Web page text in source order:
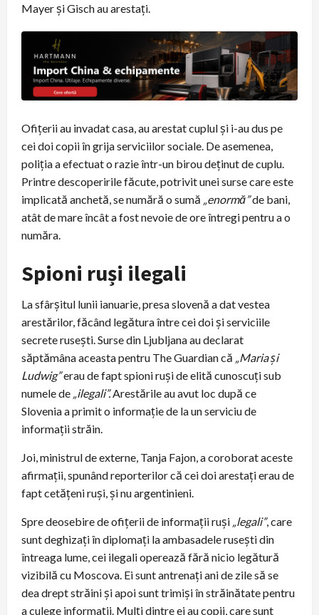
Mayer și Gisch au arestați.
Ofițerii au invadat casa, au arestat cuplul și i-au dus pe
cei doi copii în grija serviciilor sociale. De asemenea,
poliția a efectuat o razie într-un birou deținut de cuplu.
Printre descoperirile făcute, potrivit unei surse care este
implicată anchetă, se numără o sumă „enormă”de bani,
atât de mare încât a fost nevoie de ore întregi pentru a o
număra.
Spioni ruși ilegali
La sfârșitul lunii ianuarie, presa slovenă a dat vestea
arestărilor, făcând legătura între cei doi și serviciile
secrete rusești. Surse din Ljubljana au declarat
săptămâna aceasta pentru The Guardian că „Maria și
Ludwig”erau de fapt spioni ruși de elită cunoscuți sub
numele de „ilegali”.Arestările au avut loc după ce
Slovenia a primit o informație de la un serviciu de
informații străin.
Joi, ministrul de externe, Tanja Fajon, a coroborat aceste
afirmații, spunând reporterilor că cei doi arestați erau de
fapt cetățeni ruși, și nu argentinieni.
Spre deosebire de ofițerii de informații ruși „legali”, care
sunt deghizați în diplomați la ambasadele rusești din
întreaga lume, cei ilegali operează fără nicio legătură
vizibilă cu Moscova. Ei sunt antrenați ani de zile să se
dea drept străini și apoi sunt trimiși în străinătate pentru
a culege informații. Mulți dintre ei au copii, care sunt